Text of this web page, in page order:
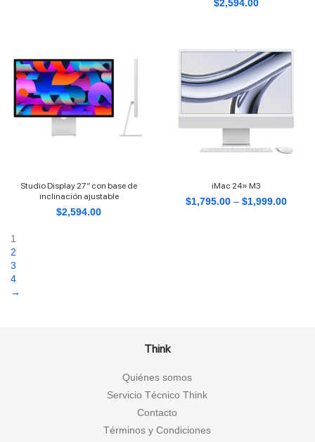
$2,594.00
Studio Display 27″ con base de
inclinación ajustable
$2,594.00
iMac 24» M3
$1,795.00 – $1,999.00
1
2
3
4
→
Think
Quiénes somos
Servicio Técnico Think
Contacto
Términos y Condiciones